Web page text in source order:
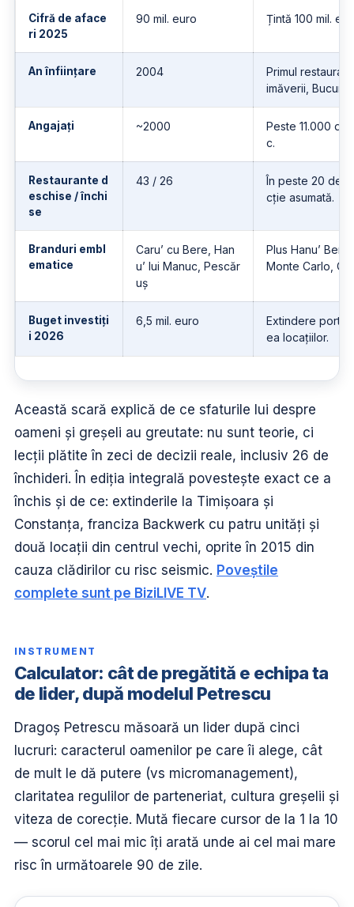
Cifră de aface
ri 2025
90 mil. euro Țintă 100 mil.
An înființare 2004
Primul
imăverii,
Angajați ~2000
Peste 11.000
c.
Restaurante d
eschise / închi
se
43 / 26
În peste 20 de
cție asumată.
Branduri embl
ematice
Caru’ cu Bere, Han
u’ lui Manuc, Pescăr
uș
Plus Hanu’
Monte Carlo,
Buget investiți
i 2026
6,5 mil. euro
Extindere
ea locațiilor.
Această scară explică de ce sfaturile lui despre
oameni și greșeli au greutate: nu sunt teorie, ci
lecții plătite în zeci de decizii reale, inclusiv 26 de
închideri. În ediția integrală povestește exact ce a
închis și de ce: extinderile la Timișoara și
Constanța, franciza Backwerk cu patru unități și
două locații din centrul vechi, oprite în 2015 din
cauza clădirilor cu risc seismic. Poveștile
complete sunt pe BiziLIVE TV.
INSTRUMENT
Calculator: cât de pregătită e echipa ta
de lider, după modelul Petrescu
Dragoș Petrescu măsoară un lider după cinci
lucruri: caracterul oamenilor pe care îi alege, cât
de mult le dă putere (vs micromanagement),
claritatea regulilor de parteneriat, cultura greșelii și
viteza de corecție. Mută fiecare cursor de la 1 la 10
— scorul cel mai mic îți arată unde ai cel mai mare
risc în următoarele 90 de zile.